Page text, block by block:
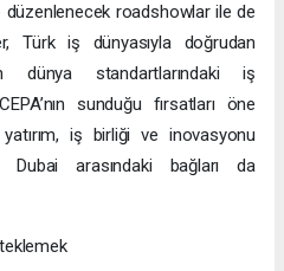
düzenlenecek roadshowlar ile de
Türk iş dünyasıyla doğrudan
dünya standartlarındaki iş
sunduğu fırsatları öne
iş birliği ve inovasyonu
arasındaki bağları da